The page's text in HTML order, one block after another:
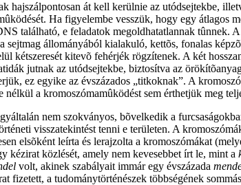
hajszálpontosan át kell kerülnie az utódsejtekbe,
Ha figyelembe vesszük, hogy egy átlagos
található, e feladatok megoldhatatlannak tûnnek.
sejtmag állományából kialakuló, kettõs, fonalas
kétszeresét kitevõ fehérjék rögzítenek. A két
jutnak az utódsejtekbe, biztosítva az
ez egyike az évszázados „titkoknak”. A
a kromoszómamûködést sem érthetjük meg
nem szokványos, bõvelkedik a
visszatekintést tenni e területen. A
elsõként leírta és lerajzolta a kromoszómákat
kézirat közlését, amely nem kevesebbet írt le, mint a
volt, akinek szabályait immár egy évszázada
fizetett, a tudománytörténészek többségének